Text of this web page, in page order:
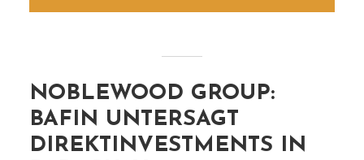
NOBLEWOOD GROUP:
BAFIN UNTERSAGT
DIREKTINVESTMENTS IN